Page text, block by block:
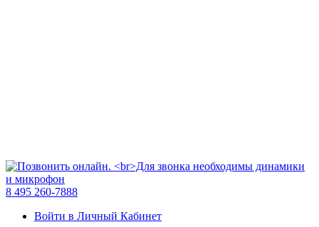
8 495 260-7888
Войти в Личный Кабинет